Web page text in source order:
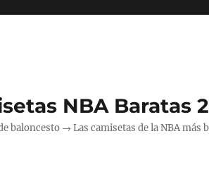
NBA Baratas
baloncesto → Las camisetas de la NBA más